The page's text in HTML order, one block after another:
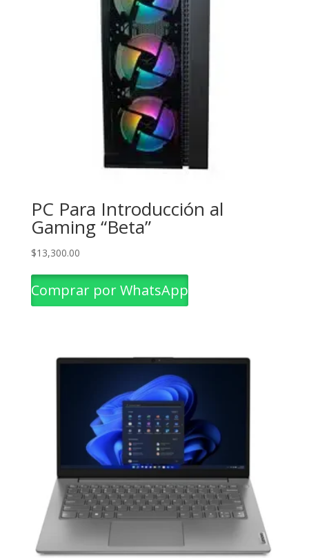
PC Para Introducción al
Gaming “Beta”
$13,300.00
Comprar por WhatsApp